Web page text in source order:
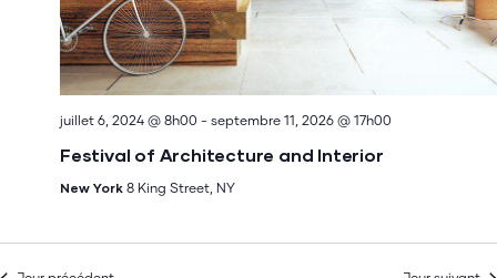
juillet 6, 2024 @ 8h00 - septembre 11, 2026 @ 17h00
Festival of Architecture and Interior
New York 8 King Street, NY